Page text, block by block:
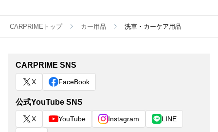
CARPRIMEトップ カー用品 洗車・カーケア用品
CARPRIME SNS
X FaceBook
公式YouTube SNS
X YouTube Instagram LINE